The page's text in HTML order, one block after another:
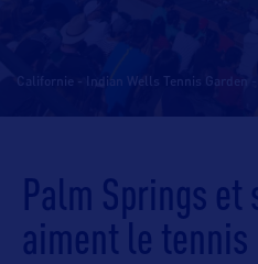
Californie - Indian Wells Tennis Garden
Palm Springs et
aiment le tennis